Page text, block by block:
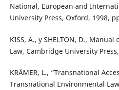
National, European and
University Press, Oxford, 1998,
KISS, A., y SHELTON, D.,
Law, Cambridge University
KRÄMER, L., “Transnational
Transnational Environmental